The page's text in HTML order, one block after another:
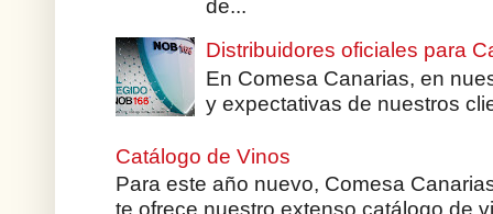
de...
Distribuidores oficiales para
En Comesa Canarias, en
y expectativas de nuestros
Catálogo de Vinos
Para este año nuevo, Comesa